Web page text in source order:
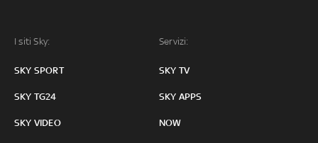
I siti Sky:
SKY SPORT
SKY TG24
SKY VIDEO
Servizi:
SKY TV
SKY APPS
NOW